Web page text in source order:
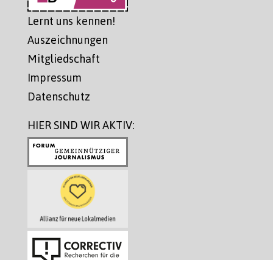
Lernt uns kennen!
Auszeichnungen
Mitgliedschaft
Impressum
Datenschutz
HIER SIND WIR AKTIV: